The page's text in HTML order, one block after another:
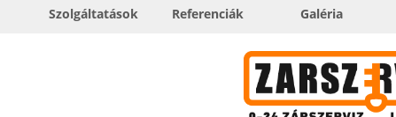
Szolgáltatások Referenciák Galéria